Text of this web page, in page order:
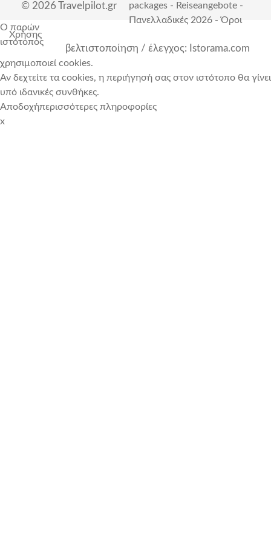
© 2026 Travelpilot.gr
packages - Reiseangebote -
Πανελλαδικές 2026 -Όροι
Χρήσης
βελτιστοποίηση / έλεγχος: Istorama.com
Ο παρών
ιστότοπος
χρησιμοποιεί cookies.
Αν δεχτείτε τα cookies, η περιήγησή σας στον ιστότοπο θα γίνει
υπό ιδανικές συνθήκες.
Αποδοχήπερισσότερες πληροφορίες
x